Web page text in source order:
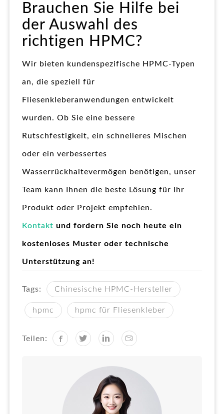
Brauchen Sie Hilfe bei
der Auswahl des
richtigen HPMC?
Wir bieten kundenspezifische HPMC-Typen
an, die speziell für
Fliesenkleberanwendungen entwickelt
wurden. Ob Sie eine bessere
Rutschfestigkeit, ein schnelleres Mischen
oder ein verbessertes
Wasserrückhaltevermögen benötigen, unser
Team kann Ihnen die beste Lösung für Ihr
Produkt oder Projekt empfehlen.
Kontakt und fordern Sie noch heute ein
kostenloses Muster oder technische
Unterstützung an!
Tags: Chinesische HPMC-Hersteller
hpmc hpmc für Fliesenkleber
Teilen: